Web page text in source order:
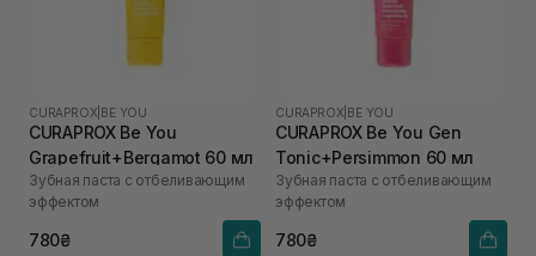
CURAPROX BE YOU
CURAPROX Be You
Grapefruit+Bergamot 60 мл
Зубная паста с отбеливающим
эффектом
780₴
CURAPROX BE YOU
CURAPROX Be You Gen
Tonic+Persimmon 60 мл
Зубная паста с отбеливающим
эффектом
780₴